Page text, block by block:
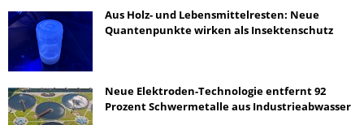
Aus Holz- und Lebensmittelresten: Neue
Quantenpunkte wirken als Insektenschutz
Neue Elektroden-Technologie entfernt 92
Prozent Schwermetalle aus Industrieabwasser